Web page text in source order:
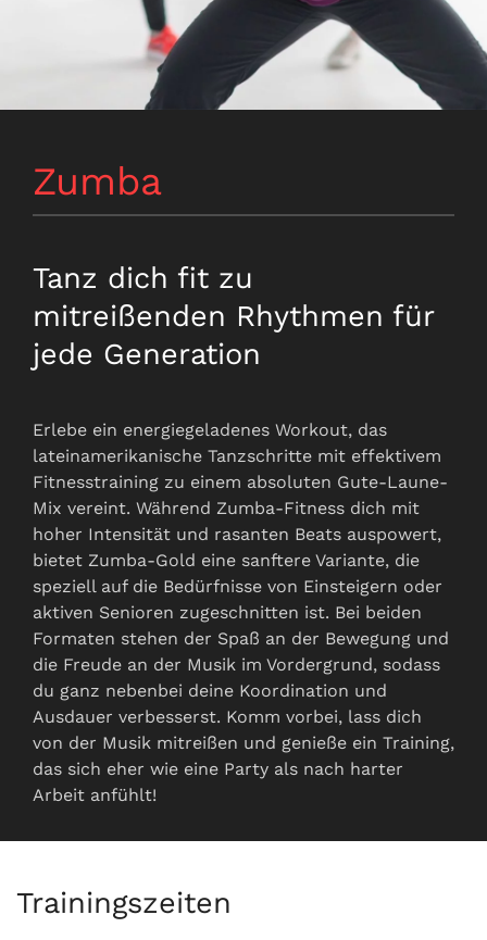
Zumba
Tanz dich fit zu
mitreißenden Rhythmen für
jede Generation
Erlebe ein energiegeladenes Workout, das
lateinamerikanische Tanzschritte mit effektivem
Fitnesstraining zu einem absoluten Gute-Laune-
Mix vereint. Während Zumba-Fitness dich mit
hoher Intensität und rasanten Beats auspowert,
bietet Zumba-Gold eine sanftere Variante, die
speziell auf die Bedürfnisse von Einsteigern oder
aktiven Senioren zugeschnitten ist. Bei beiden
Formaten stehen der Spaß an der Bewegung und
die Freude an der Musik im Vordergrund, sodass
du ganz nebenbei deine Koordination und
Ausdauer verbesserst. Komm vorbei, lass dich
von der Musik mitreißen und genieße ein Training,
das sich eher wie eine Party als nach harter
Arbeit anfühlt!
Trainingszeiten